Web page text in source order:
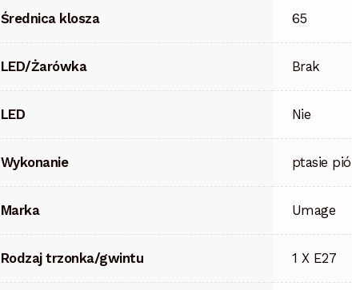
Średnica klosza 65
LED/Żarówka Brak
LED Nie
Wykonanie ptasie
Marka Umage
Rodzaj trzonka/gwintu 1 X E27